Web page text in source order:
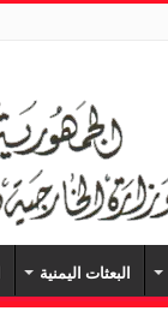
البعثات اليمنية